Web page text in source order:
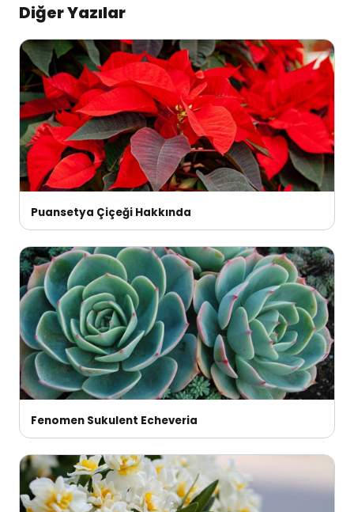
Diğer Yazılar
Puansetya Çiçeği Hakkında
Fenomen Sukulent Echeveria